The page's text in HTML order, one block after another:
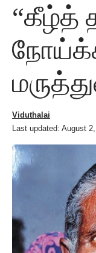
“கீழ்த்
Last updated: August
Viduthalai